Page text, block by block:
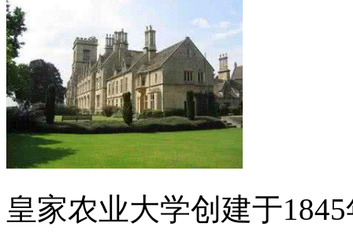
皇家农业大学创建于